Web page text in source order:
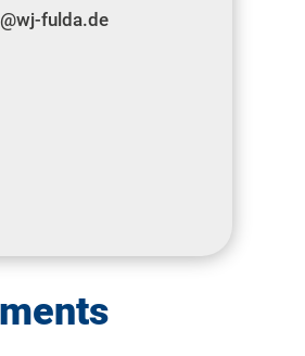
fulda.de